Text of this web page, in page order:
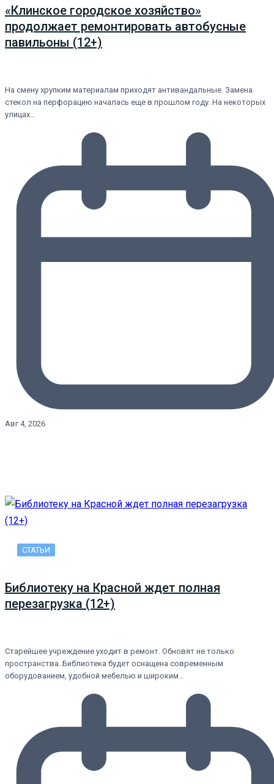
«Клинское городское хозяйство»
продолжает ремонтировать автобусные
павильоны (12+)
На смену хрупким материалам приходят антивандальные. Замена
стекол на перфорацию началась еще в прошлом году. На некоторых
улицах…
Авг 4, 2026
СТАТЬИ
Библиотеку на Красной ждет полная
перезагрузка (12+)
Старейшее учреждение уходит в ремонт. Обновят не только
пространства. Библиотека будет оснащена современным
оборудованием, удобной мебелью и широким…